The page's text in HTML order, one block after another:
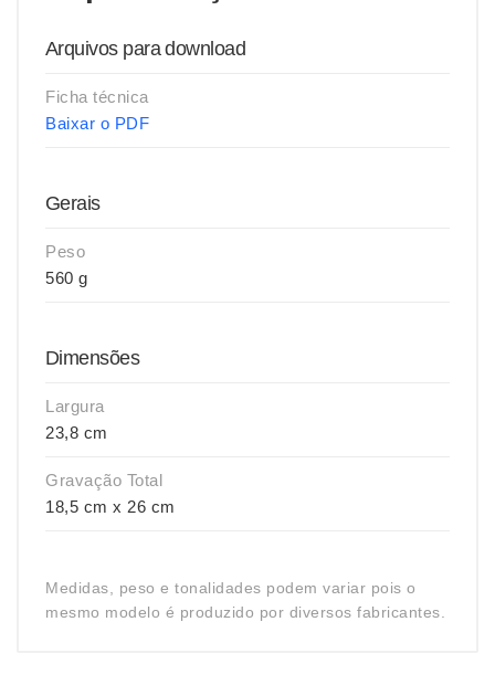
Arquivos para download
Ficha técnica
Baixar o PDF
Gerais
Peso
560 g
Dimensões
Largura
23,8 cm
Gravação Total
18,5 cm x 26 cm
Medidas, peso e tonalidades podem variar pois o
mesmo modelo é produzido por diversos fabricantes.